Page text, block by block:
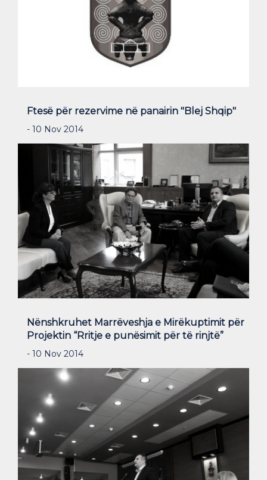
Ftesë për rezervime në panairin "Blej Shqip"
- 10 Nov 2014
Nënshkruhet Marrëveshja e Mirëkuptimit për
Projektin “Rritje e punësimit për të rinjtë”
- 10 Nov 2014